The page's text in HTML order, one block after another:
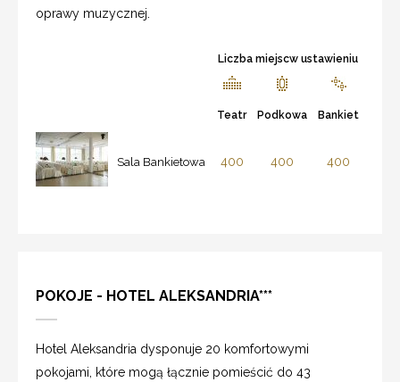
oprawy muzycznej.
Liczba miejscw ustawieniu
Teatr Podkowa Bankiet
Sala Bankietowa 400 400 400
POKOJE - HOTEL ALEKSANDRIA***
Hotel Aleksandria dysponuje 20 komfortowymi
pokojami, które mogą łącznie pomieścić do 43